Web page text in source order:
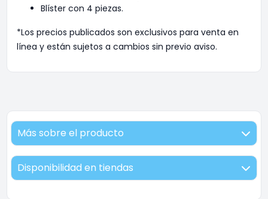
Blíster con 4 piezas.
*Los precios publicados son exclusivos para venta en
línea y están sujetos a cambios sin previo aviso.
Más sobre el producto
Disponibilidad en tiendas